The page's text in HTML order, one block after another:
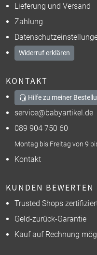
Lieferung und Versand
Zahlung
Widerruf erklären
KONTAKT
Hilfe zu meiner
service@babyartikel.de
089 904 750 60
Montag bis Freitag von 9
Kontakt
KUNDEN
Trusted Shops
Geld-zurück-Garantie
Kauf auf Rechnung